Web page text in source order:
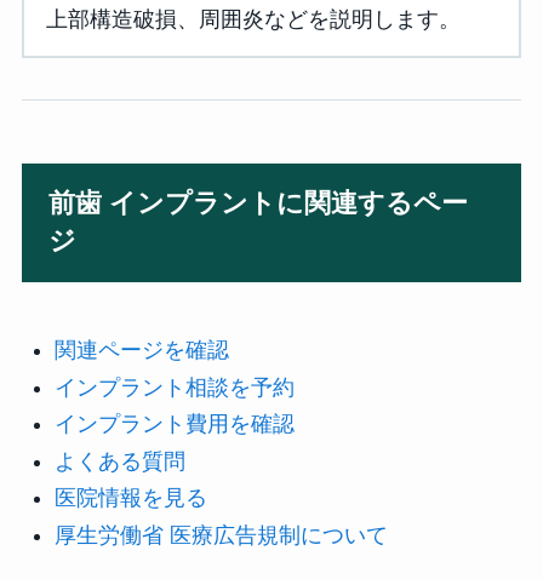
上部構造破損、周囲炎などを説明します。
前歯 インプラントに関連するペー
ジ
関連ページを確認
インプラント相談を予約
インプラント費用を確認
よくある質問
医院情報を見る
厚生労働省 医療広告規制について